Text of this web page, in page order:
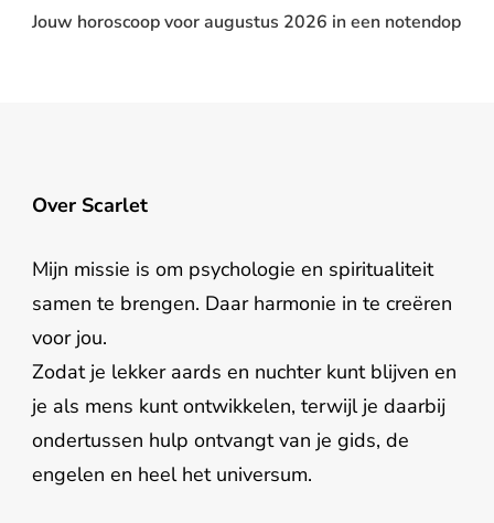
Jouw horoscoop voor augustus 2026 in een notendop
Over Scarlet
Mijn missie is om psychologie en spiritualiteit
samen te brengen. Daar harmonie in te creëren
voor jou.
Zodat je lekker aards en nuchter kunt blijven en
je als mens kunt ontwikkelen, terwijl je daarbij
ondertussen hulp ontvangt van je gids, de
engelen en heel het universum.